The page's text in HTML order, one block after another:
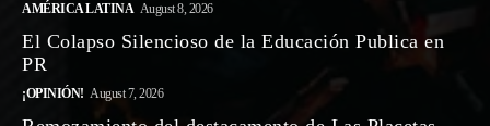
AMÉRICA LATINA August 8, 2026
El Colapso Silencioso de la Educación Publica en
PR
¡OPINIÓN! August 7, 2026